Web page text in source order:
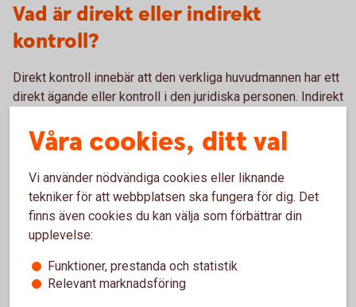
Vad är direkt eller indirekt
kontroll?
Direkt kontroll innebär att den verkliga huvudmannen har ett
direkt ägande eller kontroll i den juridiska personen. Indirekt
kontroll över en eller flera juridiska personer som i sin tur
utövar kontroll över verksamheten.
Vem är en person i politiskt utsatt
ställning?
PEP (Politically Exposed Person) är en person som har
eller har haft en viktig offentlig funktion inom en stat eller i
Våra cookies, ditt val
Vi använder nödvändiga cookies eller liknande
tekniker för att webbplatsen ska fungera för dig. Det
finns även cookies du kan välja som förbättrar din
upplevelse:
Funktioner, prestanda och statistik
Relevant marknadsföring